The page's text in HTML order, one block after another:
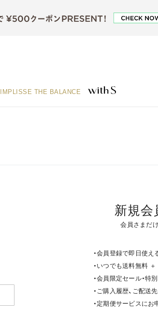
THE BALANCE
新規会
会員さまだ
・会員登録で即日使え
・いつでも送料無料
・会員限定セール・特
・ご購入履歴、ご配送
・定期便サービスにお